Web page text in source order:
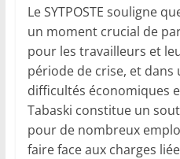
Le SYTPOSTE souligne
un moment crucial de
pour les travailleurs et
période de crise, et dans
difficultés économiques
Tabaski constitue un
pour de nombreux
faire face aux charges